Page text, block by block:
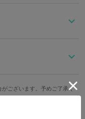
レム風プレートを堂々
リーンが広がる内装に
ヨルの黒を繋ぐアーニ
最長
重さ
ございます。予めご了承く